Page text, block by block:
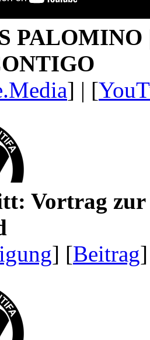
PALOMINO
] | [
Vortrag zur
] [Beitrag